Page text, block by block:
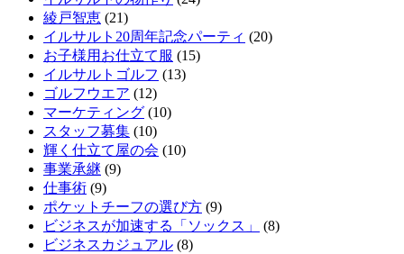
綾戸智恵 (21)
イルサルト20周年記念パーティ (20)
お子様用お仕立て服 (15)
イルサルトゴルフ (13)
ゴルフウエア (12)
マーケティング (10)
スタッフ募集 (10)
輝く仕立て屋の会 (10)
事業承継 (9)
仕事術 (9)
ポケットチーフの選び方 (9)
ビジネスが加速する「ソックス」
(8)
ビジネスカジュアル (8)